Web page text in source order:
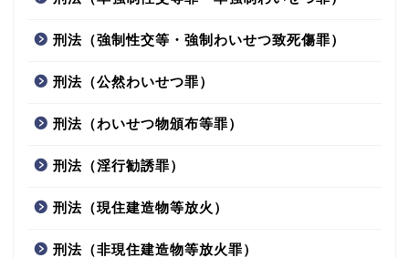
刑法（強制性交等・強制わいせつ致死傷罪）
刑法（公然わいせつ罪）
刑法（わいせつ物頒布等罪）
刑法（淫行勧誘罪）
刑法（現住建造物等放火）
刑法（非現住建造物等放火罪）